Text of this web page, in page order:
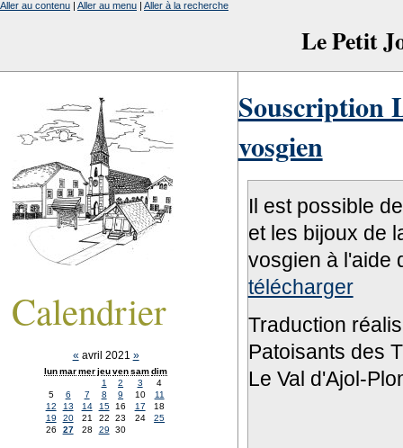
Le Petit
Aller au contenu | Aller au menu | Aller à la recherche
Souscription
vosgien
Il est possible
et les bijoux de
vosgien à l'aide
télécharger
Traduction
Patoisants des
Le Val d'Ajol-
Calendrier
« avril 2021 »
lunmarmerjeuvensamdim
1
2 3
4
5
6 7 8 9 10
11
12
13 14 15 16 17
18
19
20 21 22 23 24
25
26
27 28 29 30